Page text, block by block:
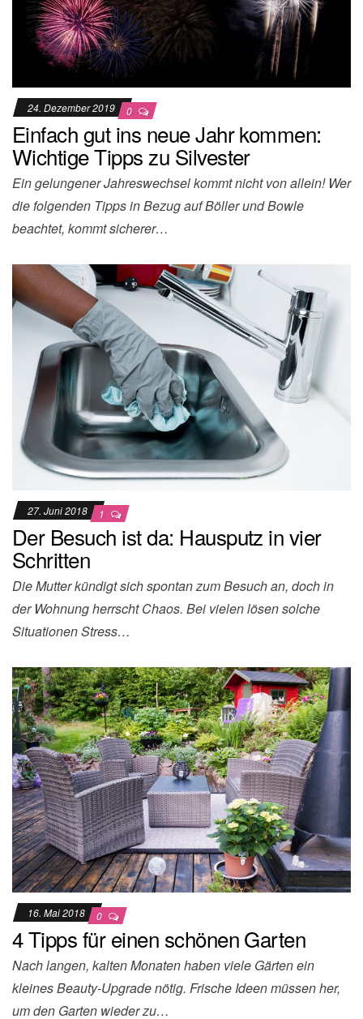
24. Dezember 2019 0
Einfach gut ins neue Jahr kommen:
Wichtige Tipps zu Silvester
Ein gelungener Jahreswechsel kommt nicht von allein! Wer
die folgenden Tipps in Bezug auf Böller und Bowle
beachtet, kommt sicherer…
27. Juni 2018 1
Der Besuch ist da: Hausputz in vier
Schritten
Die Mutter kündigt sich spontan zum Besuch an, doch in
der Wohnung herrscht Chaos. Bei vielen lösen solche
Situationen Stress…
16. Mai 2018 0
4 Tipps für einen schönen Garten
Nach langen, kalten Monaten haben viele Gärten ein
kleines Beauty-Upgrade nötig. Frische Ideen müssen her,
um den Garten wieder zu…